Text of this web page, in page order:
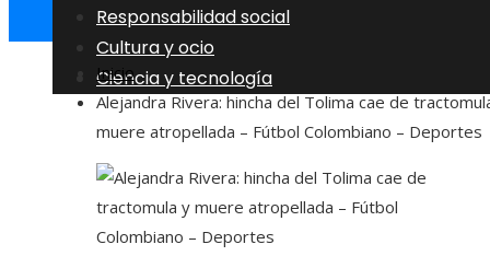
Responsabilidad social
Cultura y ocio
Ciencia y tecnología
Inicio
Alejandra Rivera: hincha del Tolima cae de
muere atropellada – Fútbol Colombiano – Deportes